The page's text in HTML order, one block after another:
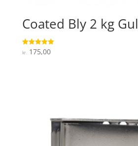
Coated Bly 2 kg Gul
Vurderet
5
kr.175,00